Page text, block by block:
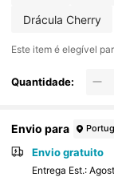
Drácula Cherry
Este item é elegível
Quantidade:
Envio para
Envio gratuito
Entrega Est.: